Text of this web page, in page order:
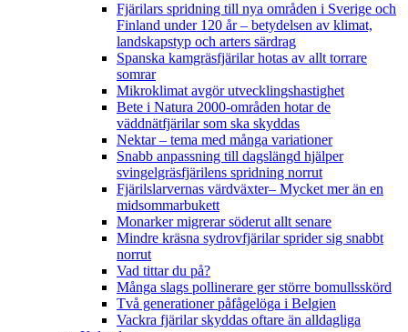
Fjärilars spridning till nya områden i Sverige och
Finland under 120 år– betydelsen av klimat,
landskapstyp och arters särdrag
Spanska kamgräsfjärilar hotas av allt torrare
somrar
Mikroklimat avgör utvecklingshastighet
Bete i Natura 2000-områden hotar de
väddnätfjärilar som ska skyddas
Nektar – tema med många variationer
Snabb anpassning till dagslängd hjälper
svingelgräsfjärilens spridning norrut
Fjärilslarvernas värdväxter– Mycket mer än en
midsommarbukett
Monarker migrerar söderut allt senare
Mindre kräsna sydrovfjärilar sprider sig snabbt
norrut
Vad tittar du på?
Många slags pollinerare ger större bomullsskörd
Två generationer påfågelöga i Belgien
Vackra fjärilar skyddas oftare än alldagliga